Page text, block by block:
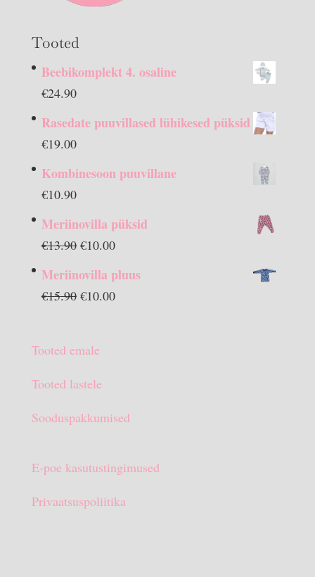
Tooted
Beebikomplekt 4. osaline
€24.90
Rasedate puuvillased lühikesed püksid
€19.00
Kombinesoon puuvillane
€10.90
Meriinovilla püksid
€13.90 Algne
€10.00Praegune
on:
Meriinovilla pluus
€15.90 Algne
€15.90.
€10.00Praegune
Tooted emale
Tooted lastele
Sooduspakkumised
E-poe kasutustingimused
Privaatsuspoliitika